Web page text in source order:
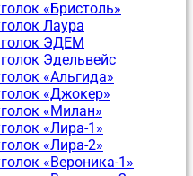
«Бристоль»
Лаура
ЭДЕМ
Эдельвейс
«Альгида»
«Джокер»
«Милан»
«Лира-1»
«Лира-2»
«Вероника-1»